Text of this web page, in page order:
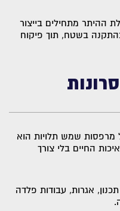
2025, לאחר קבלת ההיתר מתחילים בייצור
בשטח, תוך פיקוח
מרפסות שמש תלויות הוא
החיים בלי צורך
אגרות, עבודות פלדה